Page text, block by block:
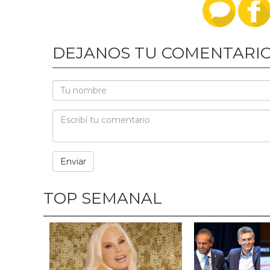
DEJANOS TU
TOP SEMANAL